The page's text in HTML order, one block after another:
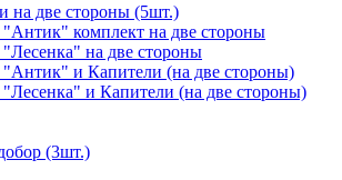
на две стороны (5шт.)
комплект на две стороны
на две стороны
и Капители (на две стороны)
и Капители (на две стороны)
(3шт.)